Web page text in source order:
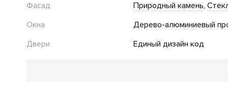
Фасад
Природный камень
Окна
Дерево-алюминиевый
Двери
Единый дизайн код